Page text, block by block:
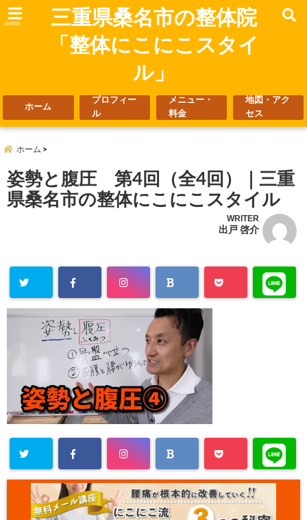
menu
三重県桑名市の整体院
「整体にこにこスタイ
ル」
ホーム
プロフィー
ル
メニュー・
料金
地図・アク
セス
ホーム
姿勢と腹圧 第4回（全4回）｜三重
県桑名市の整体にこにこスタイル
WRITER
出戸 啓介